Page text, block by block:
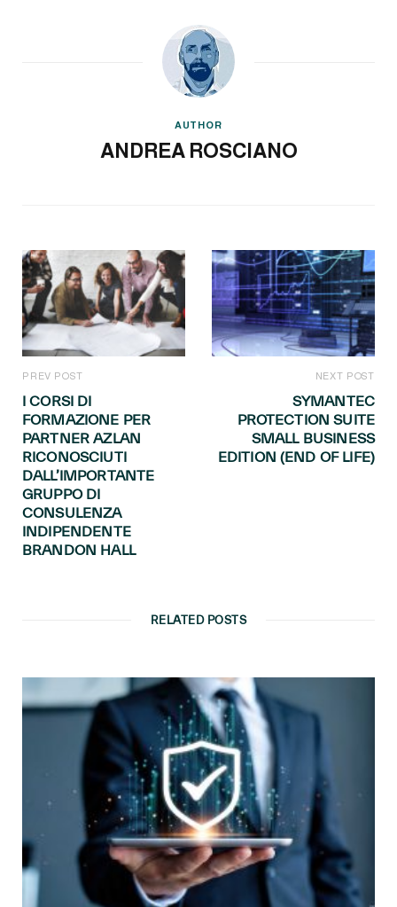
AUTHOR
ANDREA ROSCIANO
PREV POST
I CORSI DI
FORMAZIONE PER
PARTNER AZLAN
RICONOSCIUTI
DALL’IMPORTANTE
GRUPPO DI
CONSULENZA
INDIPENDENTE
BRANDON HALL
NEXT POST
SYMANTEC
PROTECTION SUITE
SMALL BUSINESS
EDITION (END OF LIFE)
RELATED POSTS